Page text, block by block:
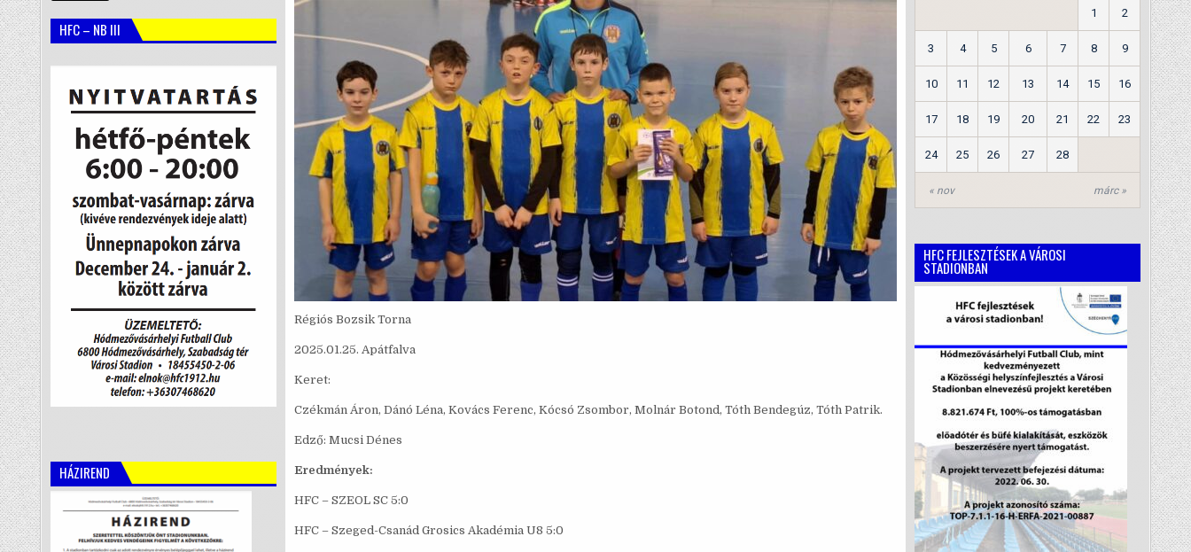
Régiós Bozsik Torna
2025.01.25. Apátfalva
Keret:
Czékmán Áron, Dánó Léna, Kovács Ferenc, Kócsó Zsombor, Molnár Botond, Tóth Bendegúz, Tóth Patrik.
Edző: Mucsi Dénes
Eredmények:
HFC – SZEOL SC 5:0
HFC – Szeged-Csanád Grosics Akadémia U8 5:0
HFC – NB III
HÁZIREND
« nov márc »
1 2
3 4 5 6 7 8 9
10 11 12 13 14 15 16
17 18 19 20 21 22 23
24 25 26 27 28
HFC FEJLESZTÉSEK A VÁROSI
STADIONBAN